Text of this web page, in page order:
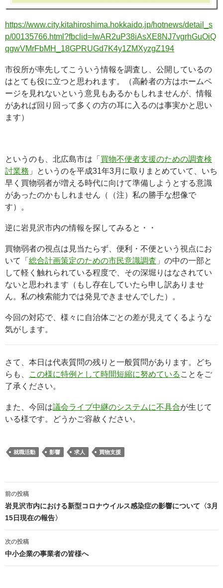
https://www.city.kitahiroshima.hokkaido.jp/hotnews/detail_s
p/00135766.html?fbclid=IwAR2uP38iAsXE8NJ7vgrhGuOiQ
qgwVMrFbMH_18GPRUGd7K4y1ZMXyzgZ194
市役所が率先してこういう情報を調査し、公開しているの
はとても役に立つと思われます。（高齢者の方はホームペ
ージを見れないという意見もあるかもしれませんが、情報
があれば回り回って多くの方の耳に入るのは事実かと思い
ます）
というのも、北広島市は「 買物不便者支援のための調査検
討業務 」というのを平成31年3月に取りまとめていて、いち
早く買物弱者が増える時代に向けて準備しようとする意識
があったのかもしれません（（注）私の勝手な想像で
す）。
逆に岩見沢市内の情報を探してみると・・
買物弱者の視点は見当たらず、便利・不便という視点にお
いて「 総合計画策定のための市民意識調査 」の中の一部と
して軽く触れられている程度で、その深堀りはなされてい
ないと思われます（もし存在していたら申し訳ありませ
ん。私の検索能力では発見できませんでした）。
今回の対応で、様々に自治体ごとの差が見えてくるような
気がします。
さて、本日は代表質問の残りと一般質問があります。どち
らも、
この様に特例として時間短縮に努めている ことをご
了承ください。
また、今回は議会ライブ中継のシステムに不具合が生じて
いる様です。どうかご容赦ください。
就職活動 影響 求人 買物支援
稿
ナ
ビ
ゲ
ー
シ
前の投稿
岩見沢市内における新型コロナウイルス感染症の影響について〈3月
15日現在の報告〉
次の投稿
中小企業の事業者の皆様へ